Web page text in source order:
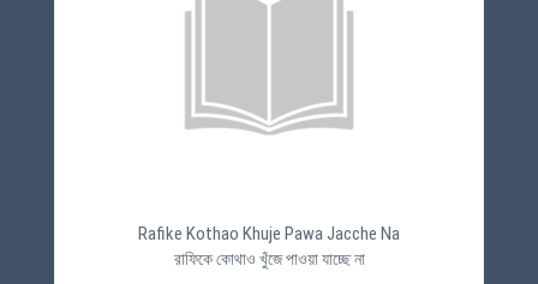
Rafike Kothao Khuje Pawa Jacche Na
রাফিকে কোথাও খুঁজে পাওয়া যাচ্ছে না